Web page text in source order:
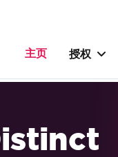
主页 授权